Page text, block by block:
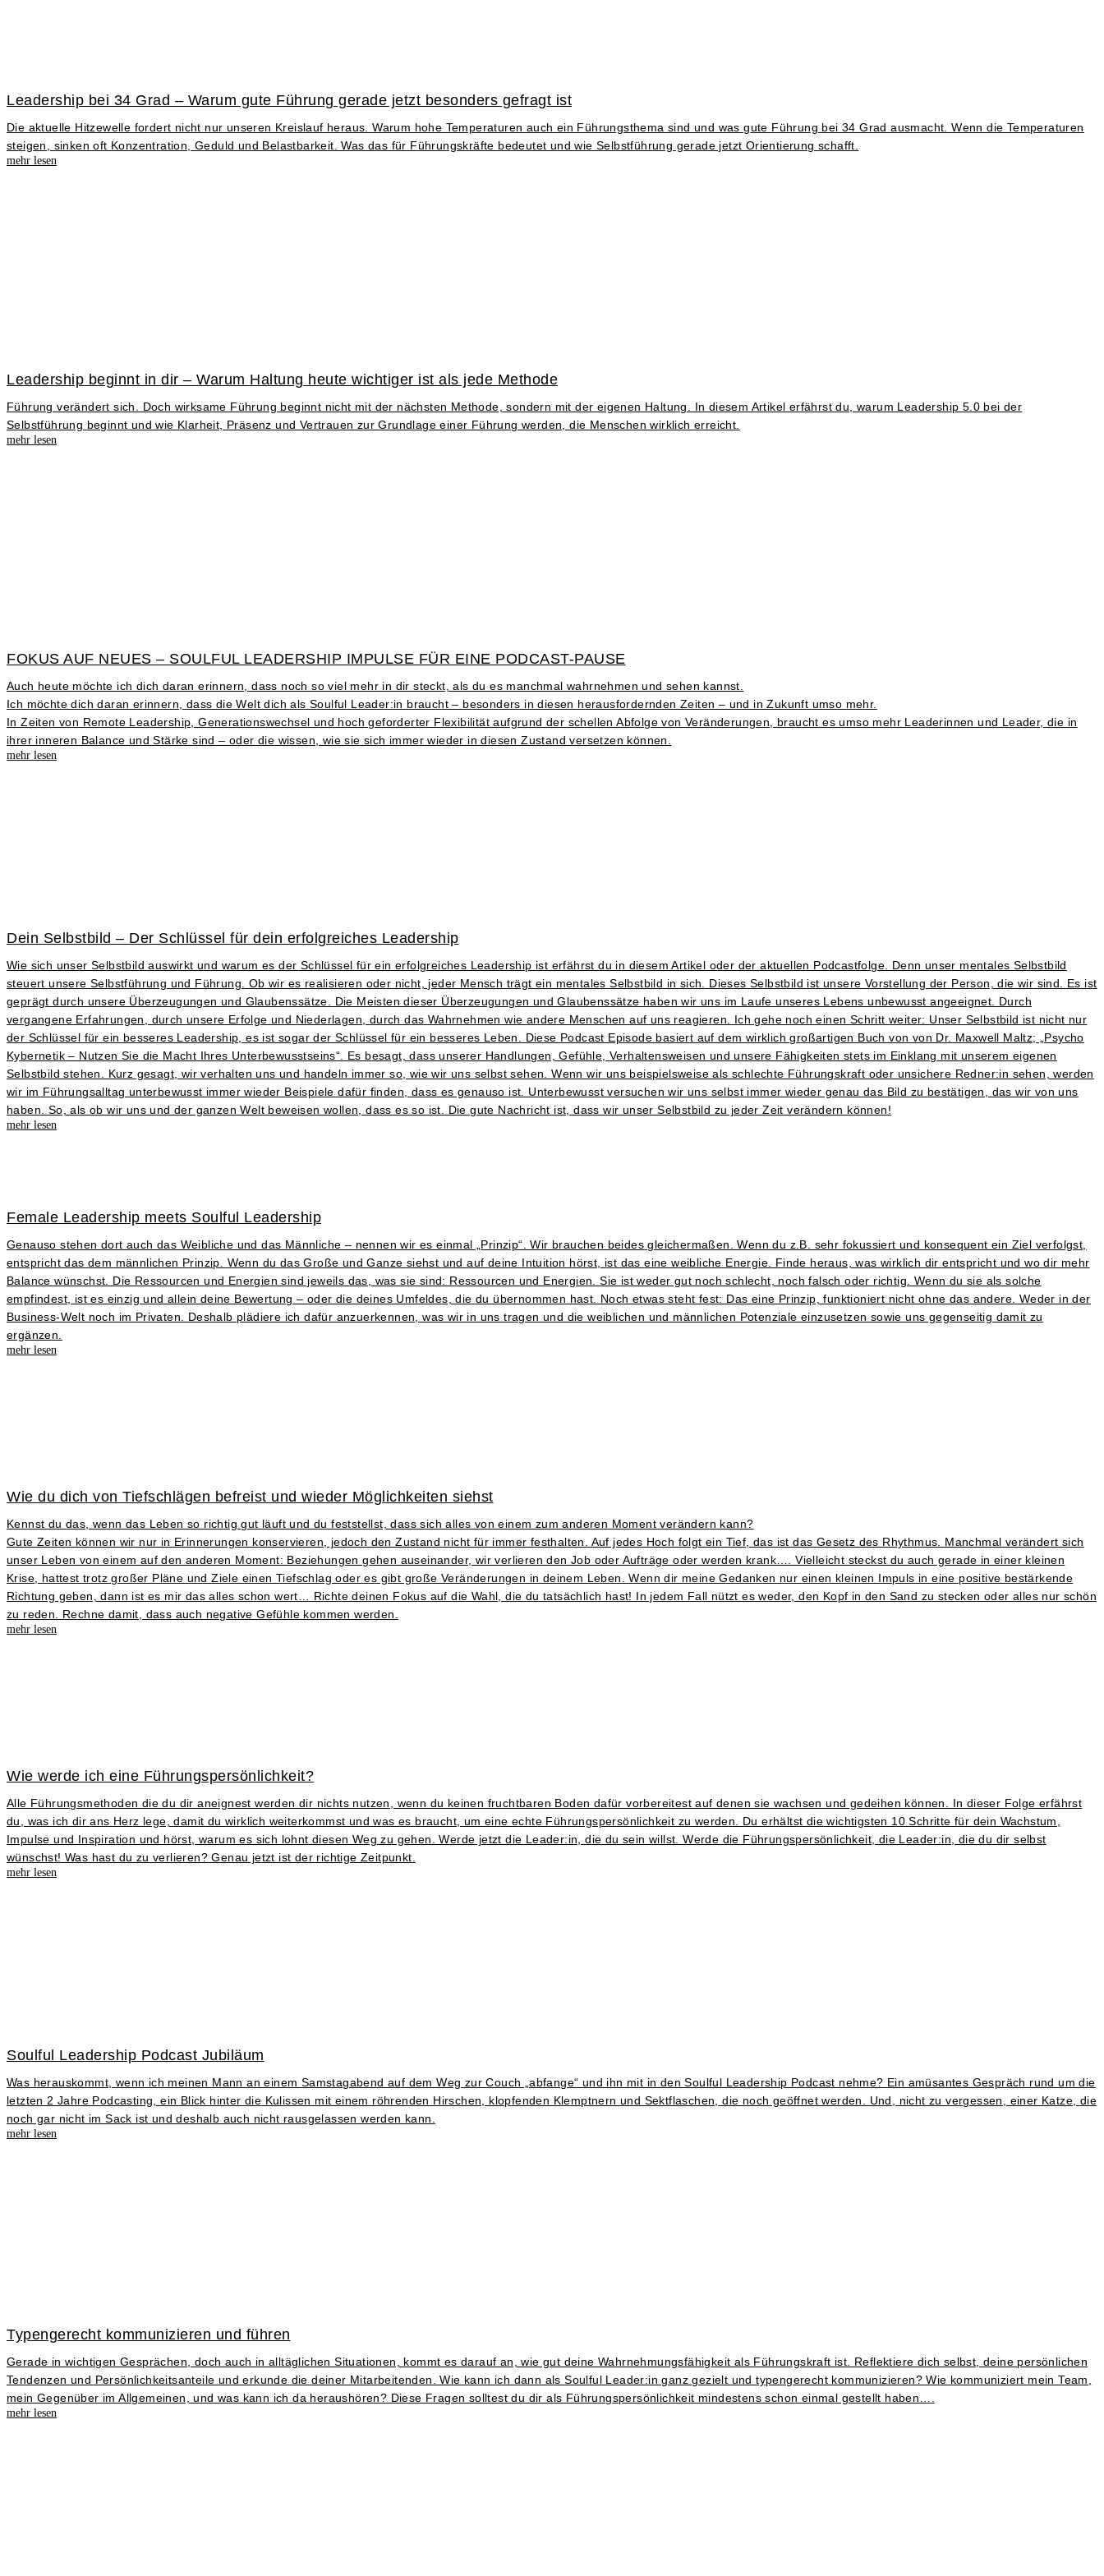
Leadership bei 34 Grad – Warum gute Führung gerade jetzt besonders gefragt ist
Die aktuelle Hitzewelle fordert nicht nur unseren Kreislauf heraus. Warum hohe Temperaturen auch ein Führungsthema sind und was gute Führung bei 34 Grad ausmacht. Wenn die Temperaturen
steigen, sinken oft Konzentration, Geduld und Belastbarkeit. Was das für Führungskräfte bedeutet und wie Selbstführung gerade jetzt Orientierung schafft.
mehr lesen
Leadership beginnt in dir – Warum Haltung heute wichtiger ist als jede Methode
Führung verändert sich. Doch wirksame Führung beginnt nicht mit der nächsten Methode, sondern mit der eigenen Haltung. In diesem Artikel erfährst du, warum Leadership 5.0 bei der
Selbstführung beginnt und wie Klarheit, Präsenz und Vertrauen zur Grundlage einer Führung werden, die Menschen wirklich erreicht.
mehr lesen
FOKUS AUF NEUES – SOULFUL LEADERSHIP IMPULSE FÜR EINE PODCAST-PAUSE
Auch heute möchte ich dich daran erinnern, dass noch so viel mehr in dir steckt, als du es manchmal wahrnehmen und sehen kannst.
Ich möchte dich daran erinnern, dass die Welt dich als Soulful Leader:in braucht – besonders in diesen herausfordernden Zeiten – und in Zukunft umso mehr.
In Zeiten von Remote Leadership, Generationswechsel und hoch geforderter Flexibilität aufgrund der schellen Abfolge von Veränderungen, braucht es umso mehr Leaderinnen und Leader, die in
ihrer inneren Balance und Stärke sind – oder die wissen, wie sie sich immer wieder in diesen Zustand versetzen können.
mehr lesen
Dein Selbstbild – Der Schlüssel für dein erfolgreiches Leadership
Wie sich unser Selbstbild auswirkt und warum es der Schlüssel für ein erfolgreiches Leadership ist erfährst du in diesem Artikel oder der aktuellen Podcastfolge. Denn unser mentales Selbstbild
steuert unsere Selbstführung und Führung. Ob wir es realisieren oder nicht, jeder Mensch trägt ein mentales Selbstbild in sich. Dieses Selbstbild ist unsere Vorstellung der Person, die wir sind. Es ist
geprägt durch unsere Überzeugungen und Glaubenssätze. Die Meisten dieser Überzeugungen und Glaubenssätze haben wir uns im Laufe unseres Lebens unbewusst angeeignet. Durch
vergangene Erfahrungen, durch unsere Erfolge und Niederlagen, durch das Wahrnehmen wie andere Menschen auf uns reagieren. Ich gehe noch einen Schritt weiter: Unser Selbstbild ist nicht nur
der Schlüssel für ein besseres Leadership, es ist sogar der Schlüssel für ein besseres Leben. Diese Podcast Episode basiert auf dem wirklich großartigen Buch von von Dr. Maxwell Maltz; „Psycho
Kybernetik – Nutzen Sie die Macht Ihres Unterbewusstseins“. Es besagt, dass unserer Handlungen, Gefühle, Verhaltensweisen und unsere Fähigkeiten stets im Einklang mit unserem eigenen
Selbstbild stehen. Kurz gesagt, wir verhalten uns und handeln immer so, wie wir uns selbst sehen. Wenn wir uns beispielsweise als schlechte Führungskraft oder unsichere Redner:in sehen, werden
wir im Führungsalltag unterbewusst immer wieder Beispiele dafür finden, dass es genauso ist. Unterbewusst versuchen wir uns selbst immer wieder genau das Bild zu bestätigen, das wir von uns
haben. So, als ob wir uns und der ganzen Welt beweisen wollen, dass es so ist. Die gute Nachricht ist, dass wir unser Selbstbild zu jeder Zeit verändern können!
mehr lesen
Female Leadership meets Soulful Leadership
Genauso stehen dort auch das Weibliche und das Männliche – nennen wir es einmal „Prinzip“. Wir brauchen beides gleichermaßen. Wenn du z.B. sehr fokussiert und konsequent ein Ziel verfolgst,
entspricht das dem männlichen Prinzip. Wenn du das Große und Ganze siehst und auf deine Intuition hörst, ist das eine weibliche Energie. Finde heraus, was wirklich dir entspricht und wo dir mehr
Balance wünschst. Die Ressourcen und Energien sind jeweils das, was sie sind: Ressourcen und Energien. Sie ist weder gut noch schlecht, noch falsch oder richtig. Wenn du sie als solche
empfindest, ist es einzig und allein deine Bewertung – oder die deines Umfeldes, die du übernommen hast. Noch etwas steht fest: Das eine Prinzip, funktioniert nicht ohne das andere. Weder in der
Business-Welt noch im Privaten. Deshalb plädiere ich dafür anzuerkennen, was wir in uns tragen und die weiblichen und männlichen Potenziale einzusetzen sowie uns gegenseitig damit zu
ergänzen.
mehr lesen
Wie du dich von Tiefschlägen befreist und wieder Möglichkeiten siehst
Kennst du das, wenn das Leben so richtig gut läuft und du feststellst, dass sich alles von einem zum anderen Moment verändern kann?
Gute Zeiten können wir nur in Erinnerungen konservieren, jedoch den Zustand nicht für immer festhalten. Auf jedes Hoch folgt ein Tief, das ist das Gesetz des Rhythmus. Manchmal verändert sich
unser Leben von einem auf den anderen Moment: Beziehungen gehen auseinander, wir verlieren den Job oder Aufträge oder werden krank…. Vielleicht steckst du auch gerade in einer kleinen
Krise, hattest trotz großer Pläne und Ziele einen Tiefschlag oder es gibt große Veränderungen in deinem Leben. Wenn dir meine Gedanken nur einen kleinen Impuls in eine positive bestärkende
Richtung geben, dann ist es mir das alles schon wert… Richte deinen Fokus auf die Wahl, die du tatsächlich hast! In jedem Fall nützt es weder, den Kopf in den Sand zu stecken oder alles nur schön
zu reden. Rechne damit, dass auch negative Gefühle kommen werden.
mehr lesen
Wie werde ich eine Führungspersönlichkeit?
Alle Führungsmethoden die du dir aneignest werden dir nichts nutzen, wenn du keinen fruchtbaren Boden dafür vorbereitest auf denen sie wachsen und gedeihen können. In dieser Folge erfährst
du, was ich dir ans Herz lege, damit du wirklich weiterkommst und was es braucht, um eine echte Führungspersönlichkeit zu werden. Du erhältst die wichtigsten 10 Schritte für dein Wachstum,
Impulse und Inspiration und hörst, warum es sich lohnt diesen Weg zu gehen. Werde jetzt die Leader:in, die du sein willst. Werde die Führungspersönlichkeit, die Leader:in, die du dir selbst
wünschst! Was hast du zu verlieren? Genau jetzt ist der richtige Zeitpunkt.
mehr lesen
Soulful Leadership Podcast Jubiläum
Was herauskommt, wenn ich meinen Mann an einem Samstagabend auf dem Weg zur Couch „abfange“ und ihn mit in den Soulful Leadership Podcast nehme? Ein amüsantes Gespräch rund um die
letzten 2 Jahre Podcasting, ein Blick hinter die Kulissen mit einem röhrenden Hirschen, klopfenden Klemptnern und Sektflaschen, die noch geöffnet werden. Und, nicht zu vergessen, einer Katze, die
noch gar nicht im Sack ist und deshalb auch nicht rausgelassen werden kann.
mehr lesen
Typengerecht kommunizieren und führen
Gerade in wichtigen Gesprächen, doch auch in alltäglichen Situationen, kommt es darauf an, wie gut deine Wahrnehmungsfähigkeit als Führungskraft ist. Reflektiere dich selbst, deine persönlichen
Tendenzen und Persönlichkeitsanteile und erkunde die deiner Mitarbeitenden. Wie kann ich dann als Soulful Leader:in ganz gezielt und typengerecht kommunizieren? Wie kommuniziert mein Team,
mein Gegenüber im Allgemeinen, und was kann ich da heraushören? Diese Fragen solltest du dir als Führungspersönlichkeit mindestens schon einmal gestellt haben….
mehr lesen